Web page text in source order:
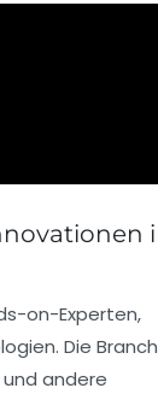
on-Experten,
Die
und andere